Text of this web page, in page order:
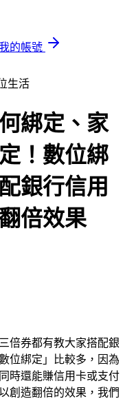
的帳號
生活
綁定、家
！數位綁
銀行信用
倍效果
倍券都有教大家搭配銀
位綁定」比較多，因為
時還能賺信用卡或支付
創造翻倍的效果，我們